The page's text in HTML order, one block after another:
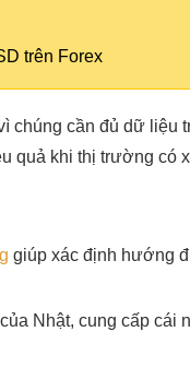
trên Forex
chúng cần đủ dữ liệu
quả khi thị trường có
giúp xác định hướng
Nhật, cung cấp cái